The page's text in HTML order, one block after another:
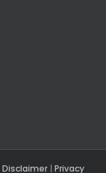
Disclaimer | Privacy